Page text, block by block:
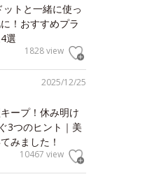
トと一緒に使っ
！おすすめプラ
選
1828 view
2025/12/25
ープ！休み明け
3つのヒント｜美
みました！
10467 view